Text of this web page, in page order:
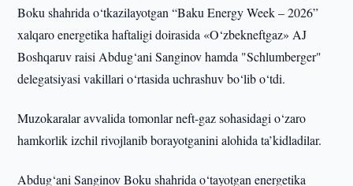
Boku shahrida o‘tkazilayotgan “Baku Energy Week – 2026”
xalqaro energetika haftaligi doirasida «O‘zbekneftgaz» AJ
Boshqaruv raisi Abdug‘ani Sanginov hamda "Schlumberger"
delegatsiyasi vakillari o‘rtasida uchrashuv bo‘lib o‘tdi.
Muzokaralar avvalida tomonlar neft-gaz sohasidagi o‘zaro
hamkorlik izchil rivojlanib borayotganini alohida ta’kidladilar.
Abdug‘ani Sanginov Boku shahrida o‘tayotgan energetika